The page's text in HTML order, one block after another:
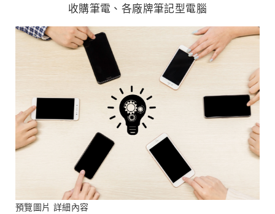
收購筆電、各廠牌筆記型電腦
預覽圖片 詳細內容